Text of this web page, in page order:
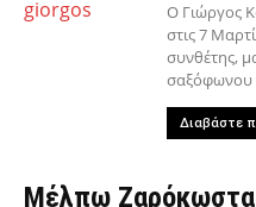
Ο Γιώργος
στις 7
συνθέτης,
σαξόφωνου
Διαβάστε
Μέλπω